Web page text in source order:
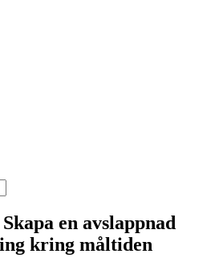
en avslappnad
kring måltiden